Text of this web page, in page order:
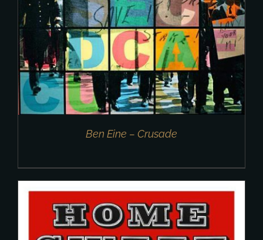
Ben Eine – Crusade